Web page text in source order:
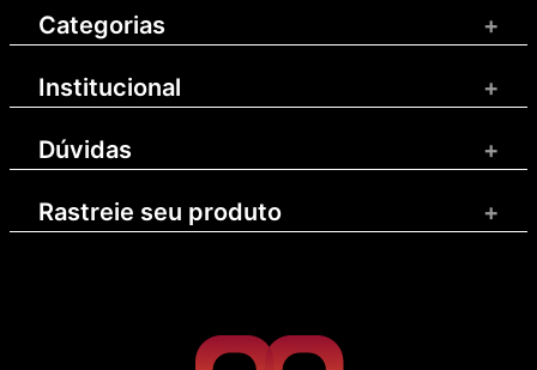
Categorias +
Institucional +
Dúvidas +
Rastreie seu produto +